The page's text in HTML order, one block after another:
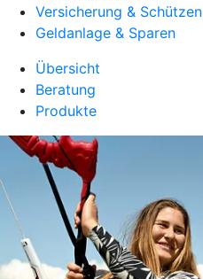
Versicherung & Schützen
Geldanlage & Sparen
Übersicht
Beratung
Produkte